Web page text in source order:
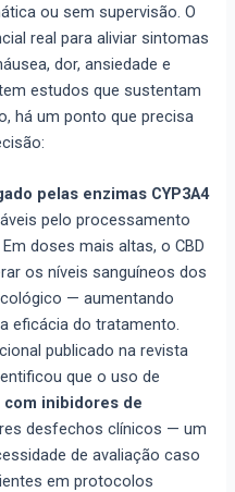
ou sem supervisão. O
real para aliviar sintomas
dor, ansiedade e
estudos que sustentam
há um ponto que precisa
pelas enzimas CYP3A4
pelo processamento
doses mais altas, o CBD
os níveis sanguíneos dos
— aumentando
eficácia do tratamento.
publicado na revista
que o uso de
inibidores de
desfechos clínicos — um
de avaliação caso
em protocolos